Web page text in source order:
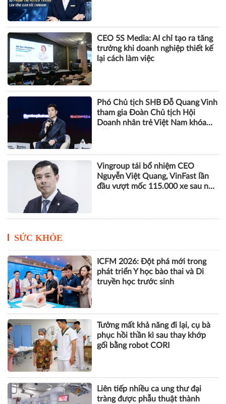
CEO 5S Media: AI chỉ tạo ra tăng
trưởng khi doanh nghiệp thiết kế
lại cách làm việc
Phó Chủ tịch SHB Đỗ Quang Vinh
tham gia Đoàn Chủ tịch Hội
Doanh nhân trẻ Việt Nam khóa
Vingroup tái bổ nhiệm CEO
Nguyễn Việt Quang, VinFast lần
đầu vượt mốc 115.000 xe sau nửa
SỨC KHỎE
ICFM 2026: Đột phá mới trong
phát triển Y học bào thai và Di
truyền học trước sinh
Tưởng mất khả năng đi lại, cụ bà
phục hồi thần kì sau thay khớp
gối bằng robot CORI
Liên tiếp nhiều ca ung thư đại
tràng được phẫu thuật thành